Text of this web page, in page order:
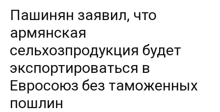
Пашинян заявил, что
армянская
сельхозпродукция будет
экспортироваться в
Евросоюз без таможенных
пошлин